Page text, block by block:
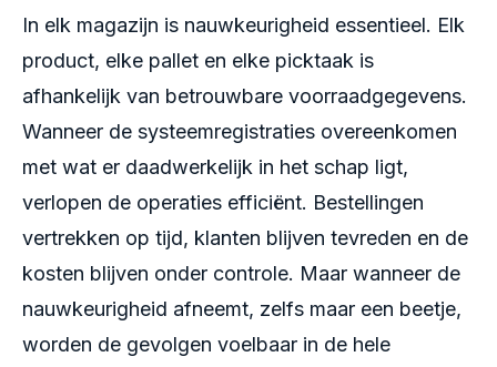
In elk magazijn is nauwkeurigheid essentieel. Elk
product, elke pallet en elke picktaak is
afhankelijk van betrouwbare voorraadgegevens.
Wanneer de systeemregistraties overeenkomen
met wat er daadwerkelijk in het schap ligt,
verlopen de operaties efficiënt. Bestellingen
vertrekken op tijd, klanten blijven tevreden en de
kosten blijven onder controle. Maar wanneer de
nauwkeurigheid afneemt, zelfs maar een beetje,
worden de gevolgen voelbaar in de hele